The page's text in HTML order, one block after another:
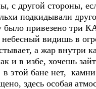
с другой стороны,
подкидывали
было привезено
небесный видишь в
а жар внутри
и в избе, хочешь
этой бане нет,
здесь особая